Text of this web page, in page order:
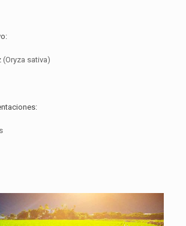
(Oryza sativa)